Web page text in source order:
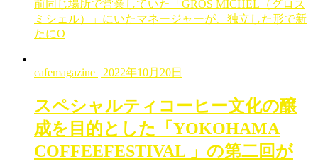
前同じ場所で営業していた「GROS MICHEL（グロス
ミシェル）」にいたマネージャーが、独立した形で新
たにO
cafemagazine | 2022年10月20日
スペシャルティコーヒー文化の醸
成を目的とした「YOKOHAMA
COFFEEFESTIVAL 」の第二回が